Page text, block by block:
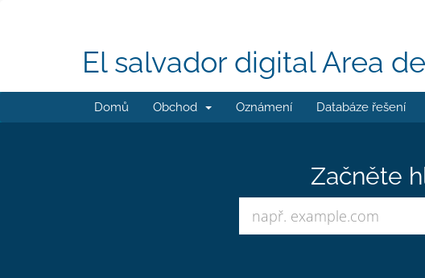
El salvador digital Area
Domů Obchod Oznámení Databáze řešení
Začněte